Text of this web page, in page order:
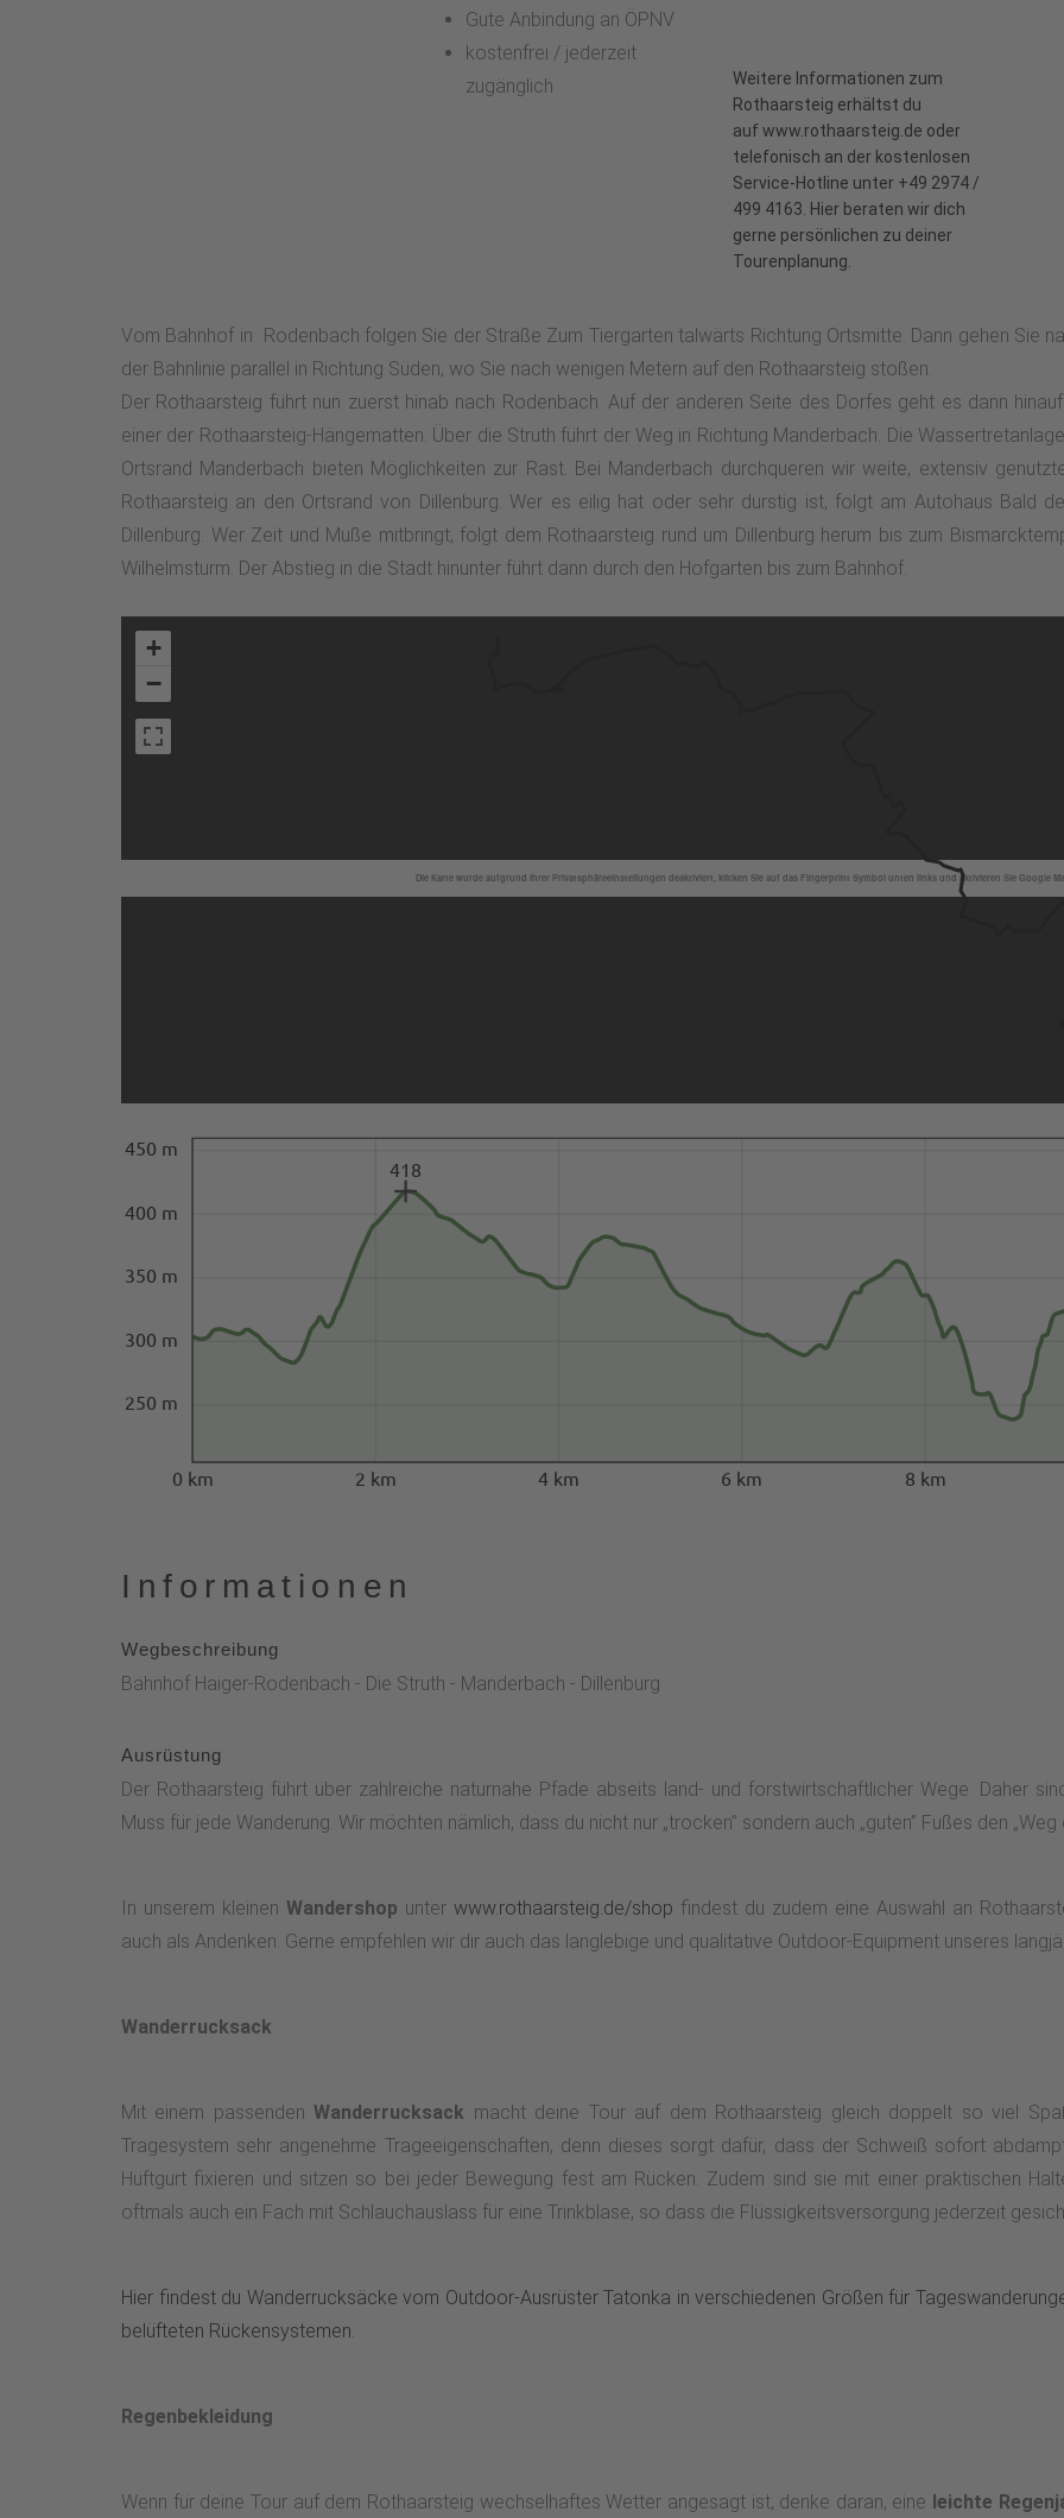
Gute Anbindung an ÖPNV
kostenfrei / jederzeit
zugänglich
Weitere Informationen zum
Rothaarsteig erhältst du
aufwww.rothaarsteig.de oder
telefonisch an der kostenlosen
Service-Hotline unter +49 2974 /
499 4163. Hier beraten wir dich
gerne persönlichen zu deiner
Tourenplanung.
Vom Bahnhof in Rodenbach folgen Sie der Straße Zum Tiergarten talwärts Richtung Ortsmitte. Dann gehen Sie
der Bahnlinie parallel in Richtung Süden, wo Sie nach wenigen Metern auf den Rothaarsteig stoßen.
Der Rothaarsteig führt nun zuerst hinab nach Rodenbach. Auf der anderen Seite des Dorfes geht es dann
einer der Rothaarsteig-Hängematten. Über die Struth führt der Weg in Richtung Manderbach. Die
Ortsrand Manderbach bieten Möglichkeiten zur Rast. Bei Manderbach durchqueren wir weite, extensiv
Rothaarsteig an den Ortsrand von Dillenburg. Wer es eilig hat oder sehr durstig ist, folgt am Autohaus Bald
Dillenburg. Wer Zeit und Muße mitbringt, folgt dem Rothaarsteig rund um Dillenburg herum bis zum
Wilhelmsturm. Der Abstieg in die Stadt hinunter führt dann durch den Hofgarten bis zum Bahnhof.
Die Karte wurde aufgrund Ihrer Privatsphäreeinstellungen deaktiviert, klicken Sie auf das Fingerprint Symbol unten links und aktivieren Sie Google
+
−
0 km 2 km 4 km 6 km 8 km
250 m
300 m
350 m
400 m
450 m
418
Informationen
Wegbeschreibung
Bahnhof Haiger-Rodenbach - Die Struth - Manderbach - Dillenburg
Ausrüstung
Der Rothaarsteig führt über zahlreiche naturnahe Pfade abseits land- und forstwirtschaftlicher Wege. Daher
Muss für jede Wanderung. Wir möchten nämlich, dass du nicht nur „trocken” sondern auch „guten” Fußes den „Weg
In unserem kleinen Wandershop unter www.rothaarsteig.de/shop findest du zudem eine Auswahl an
auch als Andenken. Gerne empfehlen wir dir auch das langlebige und qualitative Outdoor-Equipment unseres
Wanderrucksack
Mit einem passendenWanderrucksack macht deine Tour auf dem Rothaarsteig gleich doppelt so viel
Tragesystem sehr angenehme Trageeigenschaften, denn dieses sorgt dafür, dass der Schweiß sofort
Hüftgurt fixieren und sitzen so bei jeder Bewegung fest am Rücken. Zudem sind sie mit einer praktischen
oftmals auch ein Fach mit Schlauchauslass für eine Trinkblase, so dass die Flüssigkeitsversorgung jederzeit
Hier findest du Wanderrucksäcke vom Outdoor-Ausrüster Tatonka in verschiedenen Größen für
belüfteten Rückensystemen.
Regenbekleidung
Wenn für deine Tour auf dem Rothaarsteig wechselhaftes Wetter angesagt ist, denke daran, eine leichte